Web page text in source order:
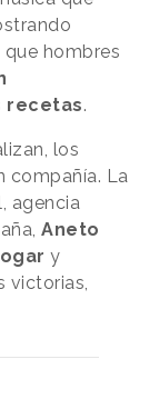
hombres
recetas.
los
compañía. La
agencia
Aneto
y
victorias,